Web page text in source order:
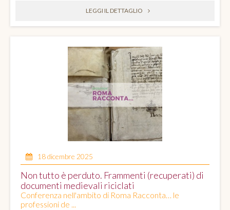
LEGGI IL DETTAGLIO
18 dicembre 2025
Non tutto è perduto. Frammenti (recuperati) di
documenti medievali riciclati
Conferenza nell'ambito di Roma Racconta… le
professioni de ...